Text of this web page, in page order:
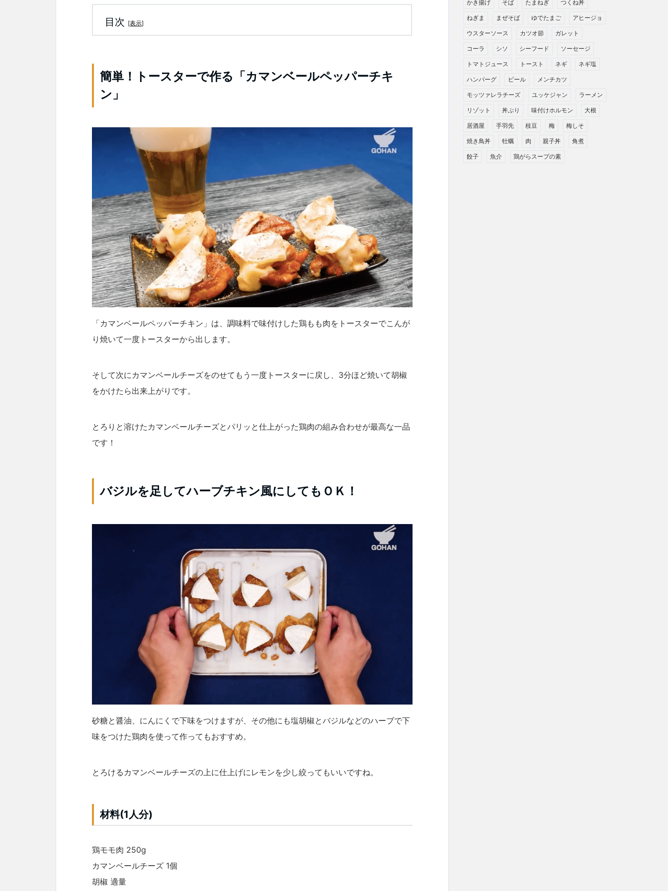
目次 [表示]
簡単！トースターで作る「カマンベールペッパーチキ
ン」
「カマンベールペッパーチキン」は、調味料で味付けした鶏もも肉をトースターでこんが
り焼いて一度トースターから出します。
そして次にカマンベールチーズをのせてもう一度トースターに戻し、3分ほど焼いて胡椒
をかけたら出来上がりです。
とろりと溶けたカマンベールチーズとパリッと仕上がった鶏肉の組み合わせが最高な一品
です！
バジルを足してハーブチキン風にしてもＯＫ！
砂糖と醤油、にんにくで下味をつけますが、その他にも塩胡椒とバジルなどのハーブで下
味をつけた鶏肉を使って作ってもおすすめ。
とろけるカマンベールチーズの上に仕上げにレモンを少し絞ってもいいですね。
材料(1人分)
鶏モモ肉 250g
カマンベールチーズ 1個
胡椒 適量
かき揚げ そば たまねぎ つくね丼
ねぎま まぜそば ゆでたまご アヒージョ
ウスターソース カツオ節 ガレット
コーラ シソ シーフード ソーセージ
トマトジュース トースト ネギ ネギ塩
ハンバーグ ビール メンチカツ
モッツァレラチーズ ユッケジャン ラーメン
リゾット 丼ぶり 味付けホルモン 大根
居酒屋 手羽先 枝豆 梅 梅しそ
焼き鳥丼 牡蠣 肉 親子丼 角煮
餃子 魚介 鶏がらスープの素